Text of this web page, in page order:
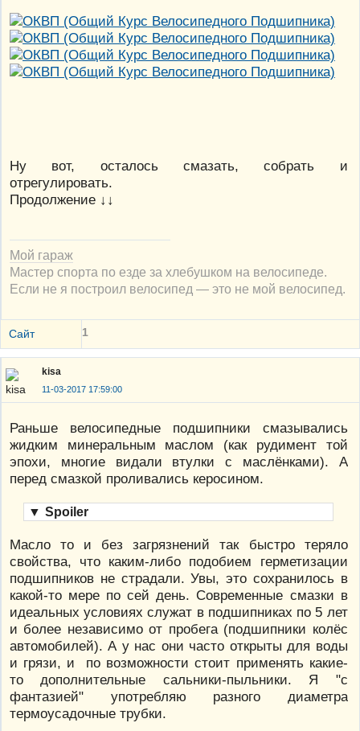
Ну вот, осталось смазать, собрать и
отрегулировать.
Продолжение ↓↓
Мой гараж
Мастер спорта по езде за хлебушком на велосипеде.
Если не я построил велосипед — это не мой велосипед.
Сайт 1
kisa
11-03-2017 17:59:00
Раньше велосипедные подшипники смазывались
жидким минеральным маслом (как рудимент той
эпохи, многие видали втулки с маслёнками). А
перед смазкой проливались керосином.
▼ Spoiler
Масло то и без загрязнений так быстро теряло
свойства, что каким-либо подобием герметизации
подшипников не страдали. Увы, это сохранилось в
какой-то мере по сей день. Современные смазки в
идеальных условиях служат в подшипниках по 5 лет
и более независимо от пробега (подшипники колёс
автомобилей). А у нас они часто открыты для воды
и грязи, и по возможности стоит применять какие-
то дополнительные сальники-пыльники. Я "с
фантазией" употребляю разного диаметра
термоусадочные трубки.